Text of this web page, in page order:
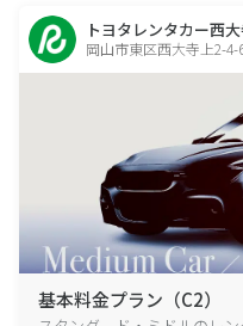
トヨタレンタカー西
岡山市東区西大寺上2-4-
基本料金プラン（C2）